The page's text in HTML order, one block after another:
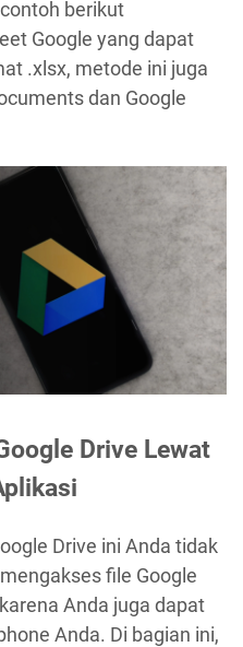
berikut
Google yang dapat
.xlsx, metode ini juga
dan Google
Drive Lewat
Drive ini Anda tidak
file Google
Anda juga dapat
Anda. Di bagian ini,